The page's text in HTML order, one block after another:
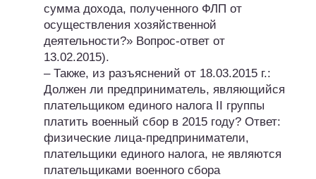
сумма дохода, полученного ФЛП от
осуществления хозяйственной
деятельности?» Вопрос-ответ от
13.02.2015).
– Также, из разъяснений от 18.03.2015 г.:
Должен ли предприниматель, являющийся
плательщиком единого налога II группы
платить военный сбор в 2015 году? Ответ:
физические лица-предприниматели,
плательщики единого налога, не являются
плательщиками военного сбора